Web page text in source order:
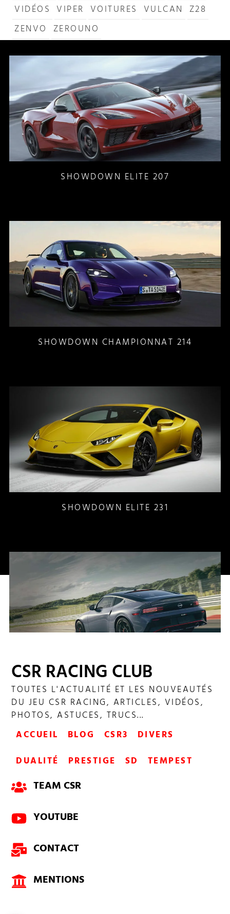
VIDÉOS VIPER VOITURES VULCAN Z28
ZENVO ZEROUNO
SHOWDOWN ELITE 207
SHOWDOWN CHAMPIONNAT 214
SHOWDOWN ELITE 231
SHOWDOWN COLLECTIONS 215
CSR RACING CLUB
TOUTES L'ACTUALITÉ ET LES NOUVEAUTÉS
DU JEU CSR RACING, ARTICLES, VIDÉOS,
PHOTOS, ASTUCES, TRUCS...
ACCUEIL
BLOG CSR3
DIVERS
DUALITÉ
PRESTIGE SD TEMPEST
TEAM CSR
YOUTUBE
CONTACT
MENTIONS